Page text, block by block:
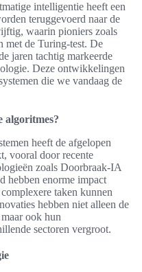
intelligentie heeft een
teruggevoerd naar de
waarin pioniers zoals
met de Turing-test. De
jaren tachtig markeerde
Deze ontwikkelingen
die we vandaag de
algoritmes?
heeft de afgelopen
vooral door recente
zoals Doorbraak-IA
hebben enorme impact
taken kunnen
hebben niet alleen de
ook hun
sectoren vergroot.